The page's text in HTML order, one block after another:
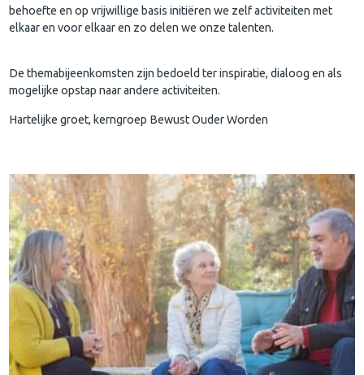
behoefte en op vrijwillige basis initiëren we zelf activiteiten met
elkaar en voor elkaar en zo delen we onze talenten.
De themabijeenkomsten zijn bedoeld ter inspiratie, dialoog en als
mogelijke opstap naar andere activiteiten.
Hartelijke groet, kerngroep Bewust Ouder Worden